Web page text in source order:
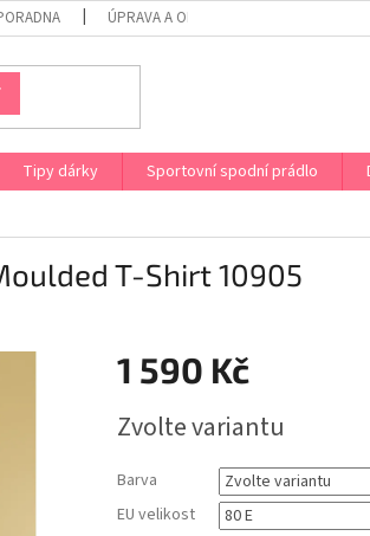
ÚPRAVA A OPRAVA PRÁDLA NA MÍRU
Tipy dárky Sportovní spodní prádlo
T-Shirt 10905
1 590 Kč
cena:
Zvolte variantu
Barva
EU velikost